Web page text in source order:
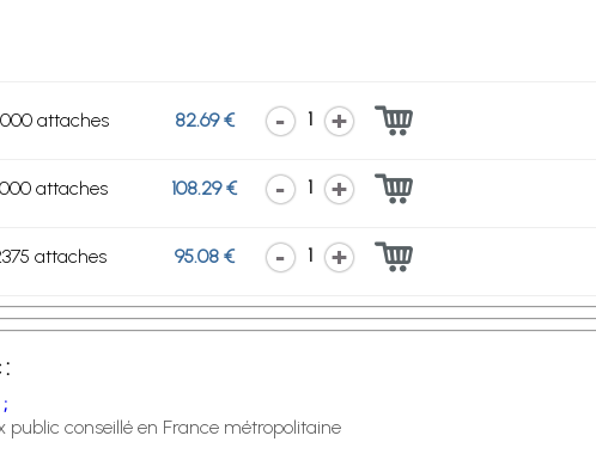
attaches 82.69 € 1
attaches 108.29 € 1
attaches 95.08 € 1
conseillé en France métropolitaine